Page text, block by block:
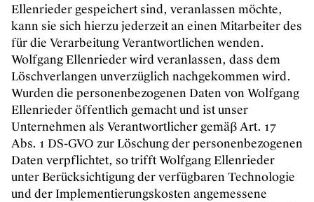
Ellenrieder gespeichert sind, veranlassen möchte,
kann sie sich hierzu jederzeit an einen Mitarbeiter des
für die Verarbeitung Verantwortlichen wenden.
Wolfgang Ellenrieder wird veranlassen, dass dem
Löschverlangen unverzüglich nachgekommen wird.
Wurden die personenbezogenen Daten von Wolfgang
Ellenrieder öffentlich gemacht und ist unser
Unternehmen als Verantwortlicher gemäß Art. 17
Abs. 1 DS-GVO zur Löschung der personenbezogenen
Daten verpflichtet, so trifft Wolfgang Ellenrieder
unter Berücksichtigung der verfügbaren Technologie
und der Implementierungskosten angemessene